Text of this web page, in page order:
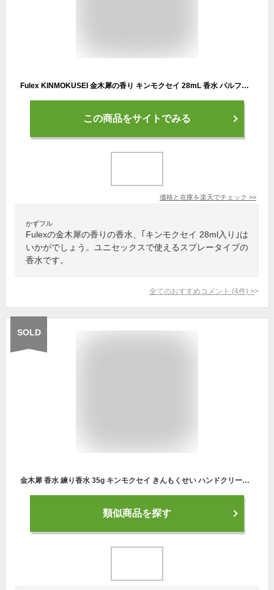
Fulex KINMOKUSEI 金木犀の香り キンモクセイ 28mL 香水 パルファム メンズ レディース ユニセックス 男女兼用 スプレータイプ
この商品をサイトでみる
価格と在庫を楽天でチェック >>
かずフル
Fulexの金木犀の香りの香水、｢キンモクセイ 28ml入り｣は
いかがでしょう。ユニセックスで使えるスプレータイプの
香水です。
全てのおすすめコメント (4件) >
SOLD
金木犀 香水 練り香水 35g キンモクセイ きんもくせい ハンドクリーム 練香水 ねり香水 レディース メンズ 兼用 日本製 お試し ギフト プレゼント 香り フレグランスバーム パフューム レディース用 男性 女性 アロマ SAKURA&NATURAL
類似商品を探す